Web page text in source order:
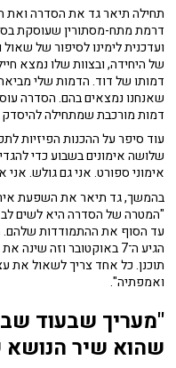
תחילה תיאר גד את הסדרה ואת
דרמת מתח-מסתורין שעוסקת
ועדכנית לימינו לסיפור של
של היחידה, ובצוות שלו נמצא
דמותו של דוד. הדמות שלי
שאנחנו נמצאים בהם. הסדרה
דמות מורכבת שמתחילה
עוד סיפר על ההכנות הפיזיות
שלושה אימונים בשבוע כדי
אימוני ספורט. אני גם גולש. אני
"המטרה של הסדרה היא לשים לב
הגיע ה־7 באוקטובר וזה
תוכנן. כל אחד צריך לשאול את
ואמפתיה".
"מעריך שבעוד
שהוא שיר